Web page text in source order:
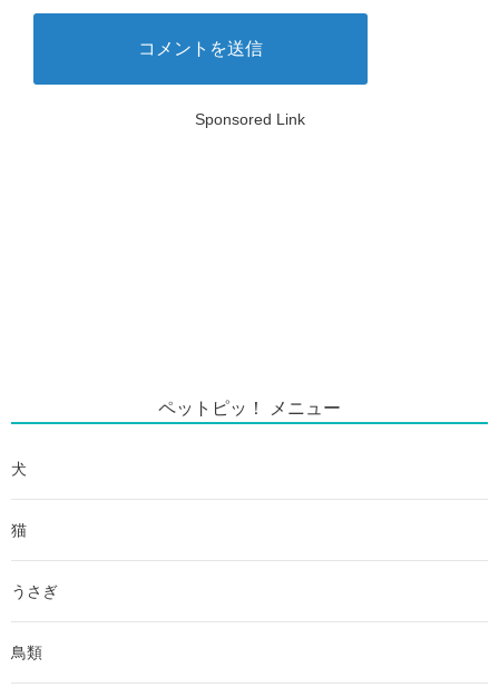
Sponsored Link
ペットピッ！ メニュー
犬
猫
うさぎ
鳥類